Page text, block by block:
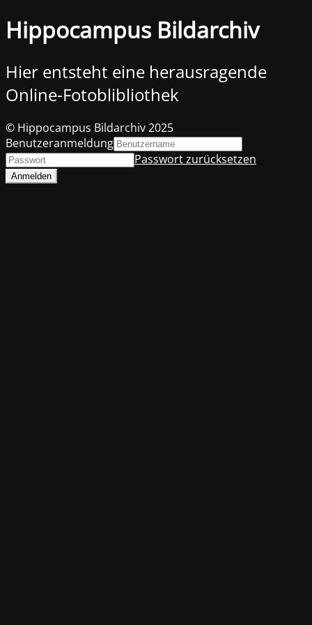
Hippocampus Bildarchiv
Hier entsteht eine herausragende
Online-Fotoblibliothek
© Hippocampus Bildarchiv 2025
Benutzeranmeldung
Passwort zurücksetzen